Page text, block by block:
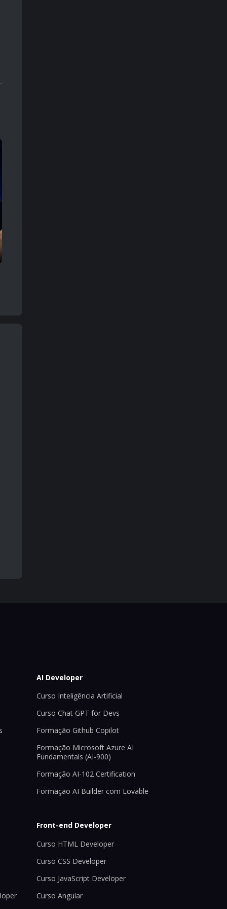
AI Developer
Curso Inteligência Artificial
Curso Chat GPT for Devs
Formação Github Copilot
Formação Microsoft Azure AI
Fundamentals (AI-900)
Formação AI-102 Certification
Formação AI Builder com Lovable
Front-end Developer
Curso HTML Developer
Curso CSS Developer
Curso JavaScript Developer
Curso Angular